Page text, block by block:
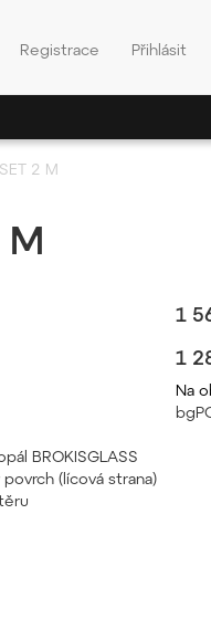
Registrace Přihlásit
2 M
M
1
1
Na
BROKISGLASS
povrch (lícová strana)